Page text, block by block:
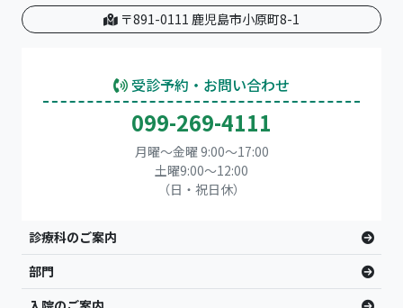
〒891-0111 鹿児島市小原町8-1
受診予約・お問い合わせ
099-269-4111
月曜～金曜 9:00～17:00
土曜9:00〜12:00
（日・祝日休）
診療科のご案内
部門